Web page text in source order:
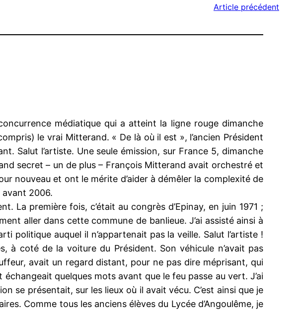
Article précédent
médiatique qui a atteint la ligne rouge dimanche
le vrai Mitterand. « De là où il est », l’ancien Président
Salut l’artiste. Une seule émission, sur France 5, dimanche
secret – un de plus – François Mitterand avait orchestré et
nouveau et ont le mérite d’aider à démêler la complexité de
avant 2006.
La première fois, c’était au congrès d’Epinay, en juin 1971 ;
aller dans cette commune de banlieue. J’ai assisté ainsi à
politique auquel il n’appartenait pas la veille. Salut l’artiste !
à coté de la voiture du Président. Son véhicule n’avait pas
avait un regard distant, pour ne pas dire méprisant, qui
quelques mots avant que le feu passe au vert. J’ai
se présentait, sur les lieux où il avait vécu. C’est ainsi que je
Comme tous les anciens élèves du Lycée d’Angoulême, je